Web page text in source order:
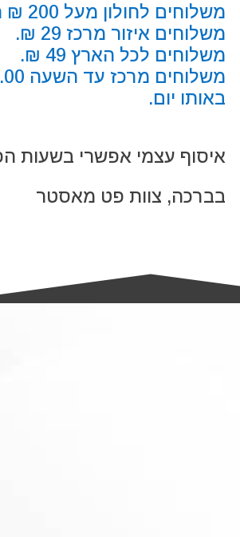
משלוחים לחולון מעל 200 ₪ חינם.
משלוחים איזור מרכז 29 ₪.
משלוחים לכל הארץ 49 ₪.
באותו יום.
איסוף עצמי אפשרי בשעות
בברכה, צוות פט מאסטר